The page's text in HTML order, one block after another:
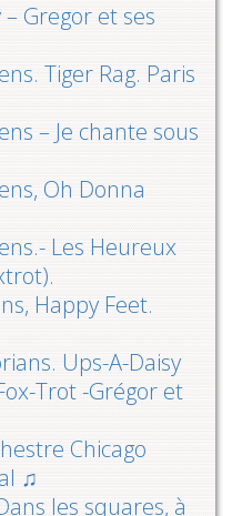
– Gregor et ses
Tiger Rag. Paris
– Je chante sous
Oh Donna
Les Heureux
Happy Feet.
Ups-A-Daisy
Trot -Grégor et
Chicago
♫
les squares, à